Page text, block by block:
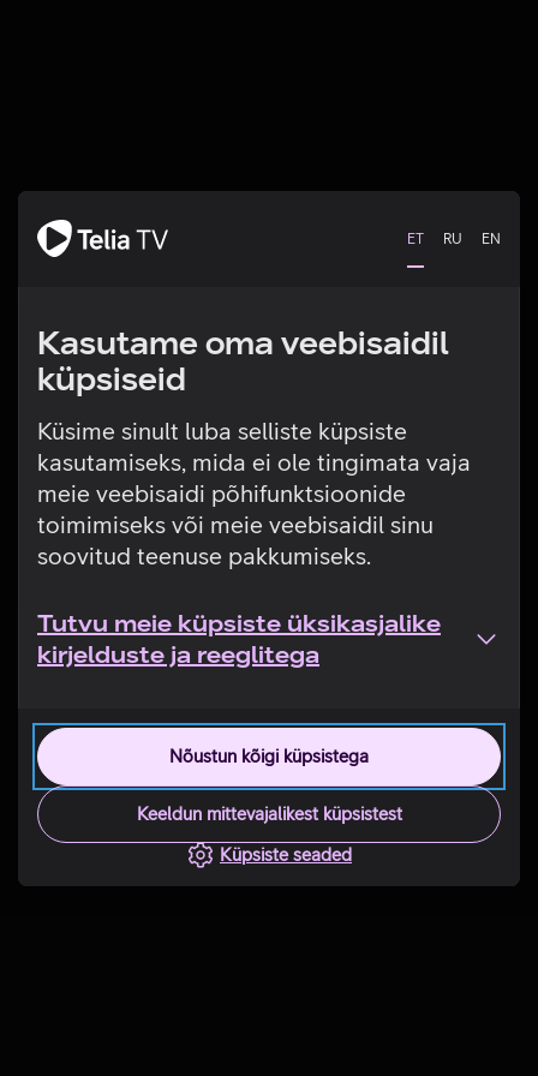
ET RU EN
Kasutame oma veebisaidil
küpsiseid
Küsime sinult luba selliste küpsiste
kasutamiseks, mida ei ole tingimata vaja
meie veebisaidi põhifunktsioonide
toimimiseks või meie veebisaidil sinu
soovitud teenuse pakkumiseks.
Tutvu meie küpsiste üksikasjalike
kirjelduste ja reeglitega
Nõustun kõigi küpsistega
Keeldun mittevajalikest küpsistest
Küpsiste seaded
Tehniline viga